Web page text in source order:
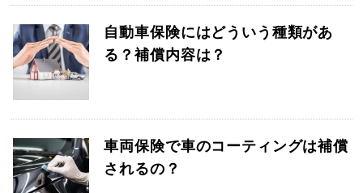
自動車保険にはどういう種類があ
る？補償内容は？
車両保険で車のコーティングは補償
されるの？